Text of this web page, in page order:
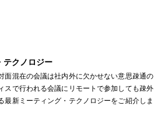
テクノロジー
面混在の会議は社内外に欠かせない意思疎通の
スで行われる会議にリモートで参加しても疎外
新ミーティング・テクノロジーをご紹介しま